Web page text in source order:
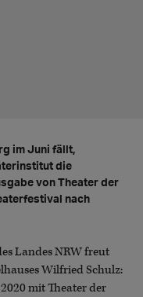
im Juni fällt,
die
von Theater der
nach
Landes NRW freut
Wilfried Schulz:
mit Theater der